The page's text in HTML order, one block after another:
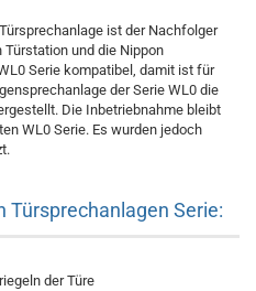
ist der Nachfolger
Türstation und die Nippon
Serie kompatibel, damit ist für
der Serie WL0 die
Die Inbetriebnahme bleibt
WL0 Serie. Es wurden jedoch
Türsprechanlagen Serie:
der Türe